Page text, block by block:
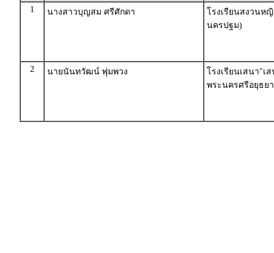
1
นางสาวบุญสม ศรีศักดา
โรงเรียนสงวนห
นครปฐม)
2 นายนันทวัฒน์ พุ่มพวง
โรงเรียนเสนา"
พระนครศรีอยุธย